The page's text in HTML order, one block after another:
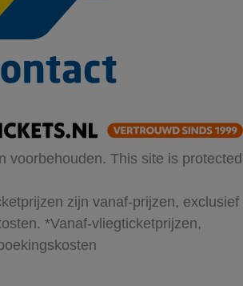
voorbehouden. This site is protected
zijn vanaf-prijzen, exclusief
*Vanaf-vliegticketprijzen,